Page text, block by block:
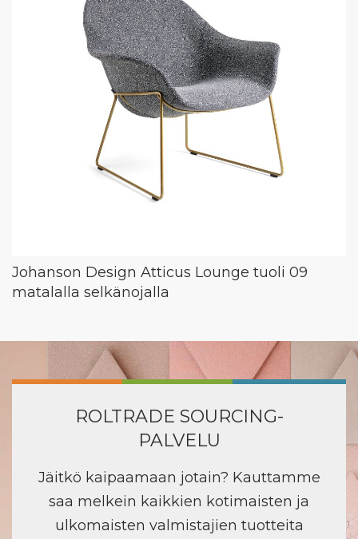
Johanson Design Atticus Lounge tuoli 09
matalalla selkänojalla
ROLTRADE SOURCING-
PALVELU
Jäitkö kaipaamaan jotain? Kauttamme
saa melkein kaikkien kotimaisten ja
ulkomaisten valmistajien tuotteita